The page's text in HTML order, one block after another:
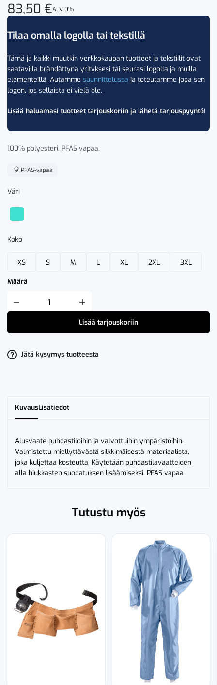
83,50 €ALV 0%
Tilaa omalla logolla tai tekstillä
Tämä ja kaikki muutkin verkkokaupan tuotteet ja tekstiilit ovat
saatavilla brändättynä yrityksesi tai seurasi logolla ja muilla
elementeillä. Autamme suunnittelussa ja toteutamme jopa sen
logon, jos sellaista ei vielä ole.
Lisää haluamasi tuotteet tarjouskoriin ja lähetä tarjouspyyntö!
100% polyesteri. PFAS vapaa.
PFAS-vapaa
Väri
Koko
XS S M L XL 2XL 3XL
Määrä
Fristads
Puhdastila
2R014
Lisää tarjouskoriin
Jätä kysymys tuotteesta
KuvausLisätiedot
Alusvaate puhdastiloihin ja valvottuihin ympäristöihin.
Valmistettu miellyttävästä silkkimäisestä materiaalista,
joka kuljettaa kosteutta. Käytetään puhdastilavaatteiden
alla hiukkasten suodatuksen lisäämiseksi. PFAS vapaa
Tutustu myös